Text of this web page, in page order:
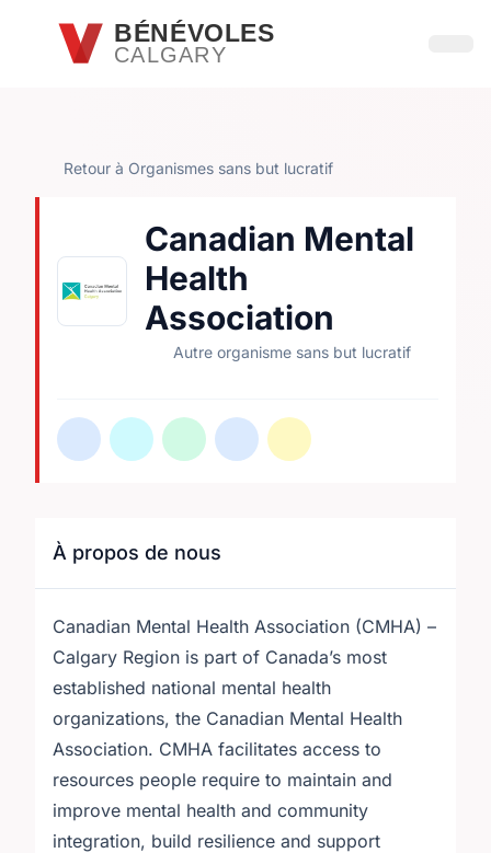
Passer au contenu principal
BÉNÉVOLES
CALGARY
Retour à Organismes sans but lucratif
Canadian Mental
Health
Association
Autre organisme sans but lucratif
À propos de nous
Canadian Mental Health Association (CMHA) –
Calgary Region is part of Canada’s most
established national mental health
organizations, the Canadian Mental Health
Association. CMHA facilitates access to
resources people require to maintain and
improve mental health and community
integration, build resilience and support